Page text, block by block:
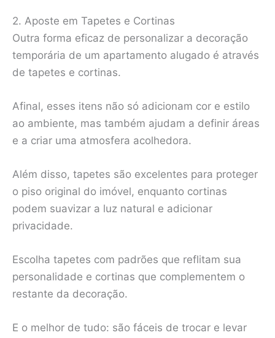
2. Aposte em Tapetes e Cortinas
Outra forma eficaz de personalizar a decoração
temporária de um apartamento alugado é através
de tapetes e cortinas.
Afinal, esses itens não só adicionam cor e estilo
ao ambiente, mas também ajudam a definir áreas
e a criar uma atmosfera acolhedora.
Além disso, tapetes são excelentes para proteger
o piso original do imóvel, enquanto cortinas
podem suavizar a luz natural e adicionar
privacidade.
Escolha tapetes com padrões que reflitam sua
personalidade e cortinas que complementem o
restante da decoração.
E o melhor de tudo: são fáceis de trocar e levar